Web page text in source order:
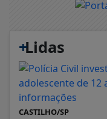
+
Lidas
CASTILHO/SP